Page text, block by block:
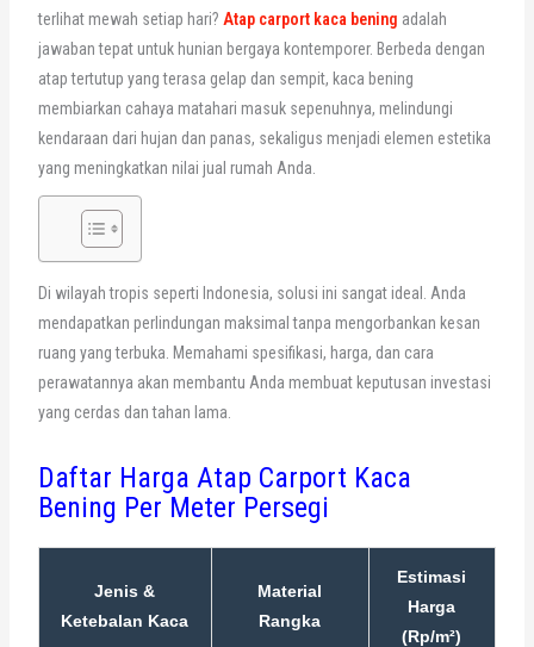
terlihat mewah setiap hari? Atap carport kaca bening adalah
jawaban tepat untuk hunian bergaya kontemporer. Berbeda dengan
atap tertutup yang terasa gelap dan sempit, kaca bening
membiarkan cahaya matahari masuk sepenuhnya, melindungi
kendaraan dari hujan dan panas, sekaligus menjadi elemen estetika
yang meningkatkan nilai jual rumah Anda.
Di wilayah tropis seperti Indonesia, solusi ini sangat ideal. Anda
mendapatkan perlindungan maksimal tanpa mengorbankan kesan
ruang yang terbuka. Memahami spesifikasi, harga, dan cara
perawatannya akan membantu Anda membuat keputusan investasi
yang cerdas dan tahan lama.
Daftar Harga Atap Carport Kaca
Bening Per Meter Persegi
Jenis &
Ketebalan Kaca
Material
Rangka
Estimasi
Harga
(Rp/m²)